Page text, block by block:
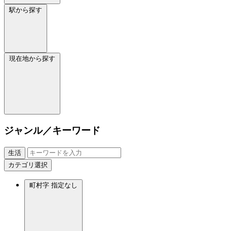
駅から探す
現在地から探す
ジャンル／キーワード
生活
カテゴリ選択
町村字 指定なし